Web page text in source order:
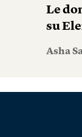
Le
su
Asha